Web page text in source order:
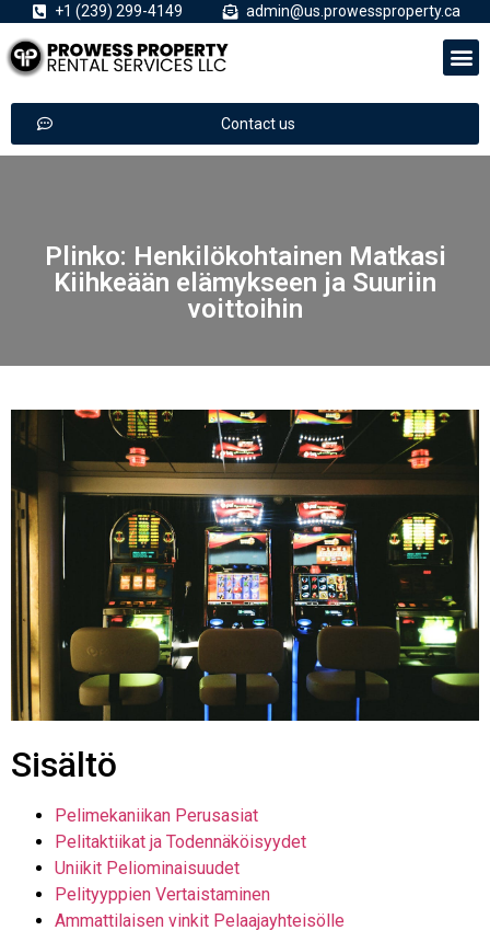
+1 (239) 299-4149 admin@us.prowessproperty.ca
Contact us
Plinko: Henkilökohtainen Matkasi
Kiihkeään elämykseen ja Suuriin
voittoihin
Sisältö
Pelimekaniikan Perusasiat
Pelitaktiikat ja Todennäköisyydet
Uniikit Peliominaisuudet
Pelityyppien Vertaistaminen
Ammattilaisen vinkit Pelaajayhteisölle